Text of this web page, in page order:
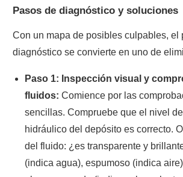
Pasos de diagnóstico y soluciones
Con un mapa de posibles culpables, el
diagnóstico se convierte en uno de
Paso 1: Inspección visual y
fluidos: Comience por las
sencillas. Compruebe que el nivel
hidráulico del depósito es correcto.
del fluido: ¿es transparente y
(indica agua), espumoso (indica